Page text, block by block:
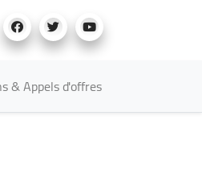
& Appels d'offres